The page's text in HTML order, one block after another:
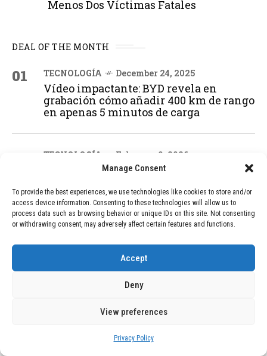
Manage Consent
To provide the best experiences, we use technologies like cookies to store and/or
access device information. Consenting to these technologies will allow us to
process data such as browsing behavior or unique IDs on this site. Not consenting
or withdrawing consent, may adversely affect certain features and functions.
Accept
Deny
View preferences
Privacy Policy
Menos Dos Víctimas Fatales
DEAL OF THE MONTH
01 TECNOLOGÍA December 24, 2025
Vídeo impactante: BYD revela en
grabación cómo añadir 400 km de rango
en apenas 5 minutos de carga
TECNOLOGÍA February 9, 2026
Motor de 800 W, rango de 45 km y
solo 300 euros y representa una
adquisición impresionante
03 BLOG December 24, 2025
GAME se Une a la Oferta de Balizas V16
Geolocalizadas, Obligatorias a Partir de
Devastadora Explosión en Residencia